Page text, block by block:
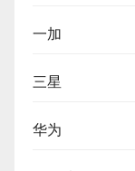
一加
三星
华为